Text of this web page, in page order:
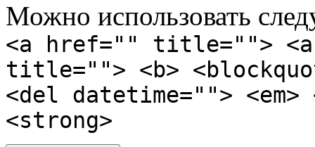
Можно использовать
<a href="" title="">
title=""> <b>
<del datetime="">
<strong>